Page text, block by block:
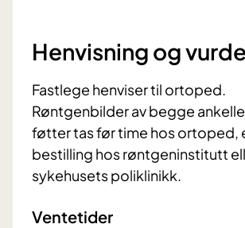
Henvisning og
Fastlege henviser til ortoped.
Røntgenbilder av begge
føtter tas før time hos ortoped,
bestilling hos røntgeninstitutt
sykehusets poliklinikk.
Ventetider